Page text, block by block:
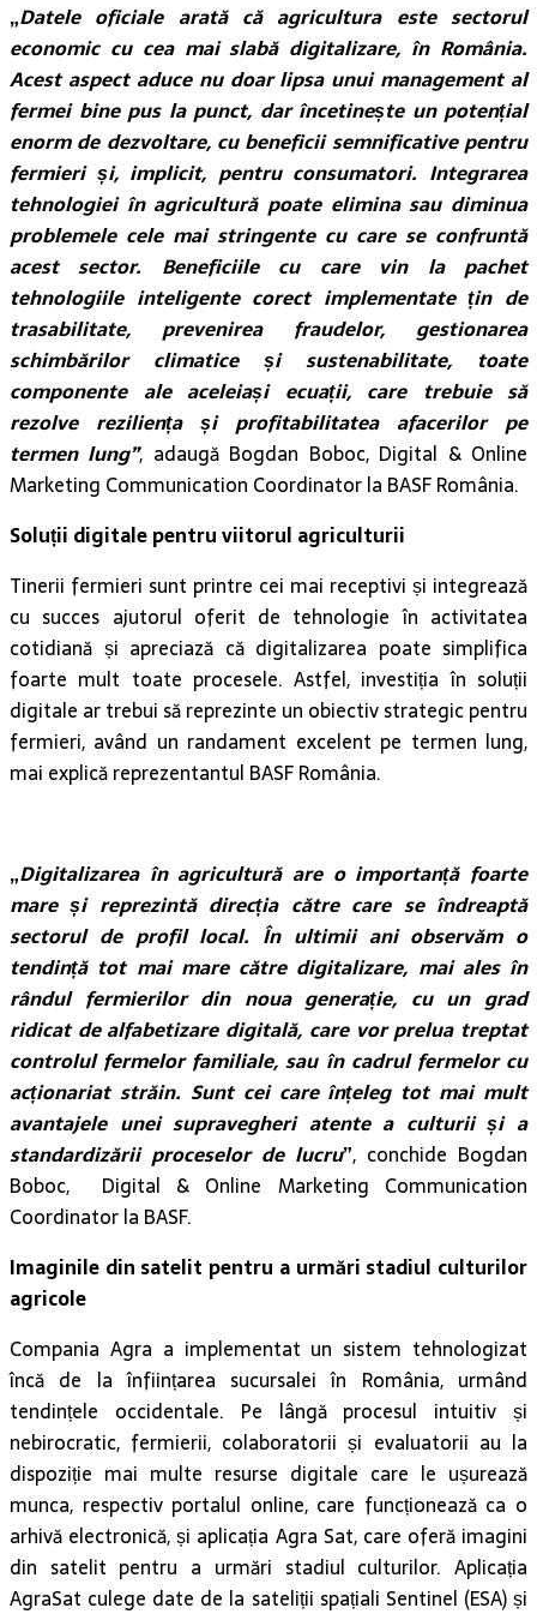
„Datele oficiale arată că agricultura este sectorul
economic cu cea mai slabă digitalizare, în România.
Acest aspect aduce nu doar lipsa unui management al
fermei bine pus la punct, dar încetinește un potențial
enorm de dezvoltare, cu beneficii semnificative pentru
fermieri și, implicit, pentru consumatori. Integrarea
tehnologiei în agricultură poate elimina sau diminua
problemele cele mai stringente cu care se confruntă
acest sector. Beneficiile cu care vin la pachet
tehnologiile inteligente corect implementate țin de
trasabilitate, prevenirea fraudelor, gestionarea
schimbărilor climatice și sustenabilitate, toate
componente ale aceleiași ecuații, care trebuie să
rezolve reziliența și profitabilitatea afacerilor pe
termen lung”, adaugă Bogdan Boboc, Digital & Online
Marketing Communication Coordinator la BASF România.
Soluții digitale pentru viitorul agriculturii
Tinerii fermieri sunt printre cei mai receptivi și integrează
cu succes ajutorul oferit de tehnologie în activitatea
cotidiană și apreciază că digitalizarea poate simplifica
foarte mult toate procesele. Astfel, investiția în soluții
digitale ar trebui să reprezinte un obiectiv strategic pentru
fermieri, având un randament excelent pe termen lung,
mai explică reprezentantul BASF România.
„Digitalizarea în agricultură are o importanță foarte
mare și reprezintă direcția către care se îndreaptă
sectorul de profil local. În ultimii ani observăm o
tendință tot mai mare către digitalizare, mai ales în
rândul fermierilor din noua generație, cu un grad
ridicat de alfabetizare digitală, care vor prelua treptat
controlul fermelor familiale, sau în cadrul fermelor cu
acționariat străin. Sunt cei care înțeleg tot mai mult
avantajele unei supravegheri atente a culturii și a
standardizării proceselor de lucru”, conchide Bogdan
Boboc, Digital & Online Marketing Communication
Coordinator la BASF.
Imaginile din satelit pentru a urmări stadiul culturilor
agricole
Compania Agra a implementat un sistem tehnologizat
încă de la înființarea sucursalei în România, urmând
tendințele occidentale. Pe lângă procesul intuitiv și
nebirocratic, fermierii, colaboratorii și evaluatorii au la
dispoziție mai multe resurse digitale care le ușurează
munca, respectiv portalul online, care funcționează ca o
arhivă electronică, și aplicația Agra Sat, care oferă imagini
din satelit pentru a urmări stadiul culturilor. Aplicația
AgraSat culege date de la sateliții spațiali Sentinel (ESA) și